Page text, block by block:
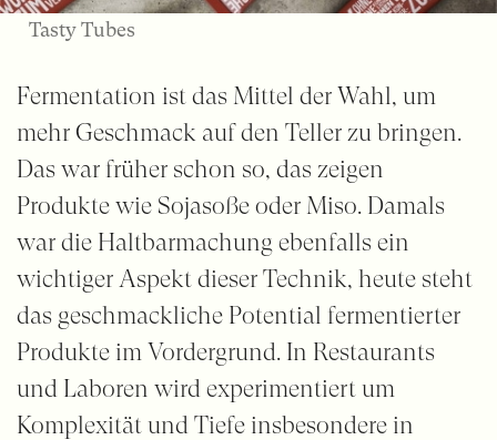
Tasty Tubes
Fermentation ist das Mittel der Wahl, um
mehr Geschmack auf den Teller zu bringen.
Das war früher schon so, das zeigen
Produkte wie Sojasoße oder Miso. Damals
war die Haltbarmachung ebenfalls ein
wichtiger Aspekt dieser Technik, heute steht
das geschmackliche Potential fermentierter
Produkte im Vordergrund. In Restaurants
und Laboren wird experimentiert um
Komplexität und Tiefe insbesondere in